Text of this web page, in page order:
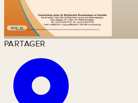
PARTAGER